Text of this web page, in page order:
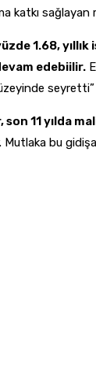
katkı
1.68,
edebiilir.
11 yılda
bu